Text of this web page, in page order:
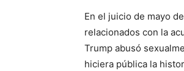
En el juicio de mayo
relacionados con la
Trump abusó
hiciera pública la